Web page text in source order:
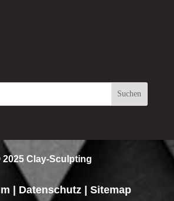
2025 Clay-Sculpting
Datenschutz |Sitemap